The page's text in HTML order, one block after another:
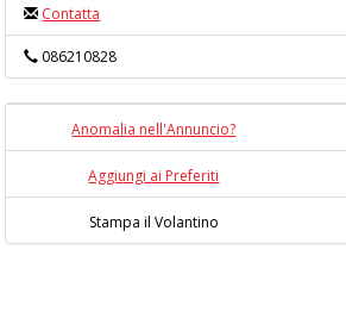
Contatta
086210828
Anomalia nell'Annuncio?
Aggiungi ai Preferiti
Stampa il Volantino